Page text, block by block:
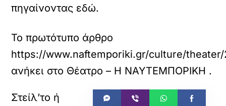
πηγαίνοντας εδώ.
Το πρωτότυπο άρθρο
https://www.naftemporiki.gr/culture/
ανήκει στο Θέατρο – Η ΝΑΥΤΕΜΠΟΡΙΚΗ .